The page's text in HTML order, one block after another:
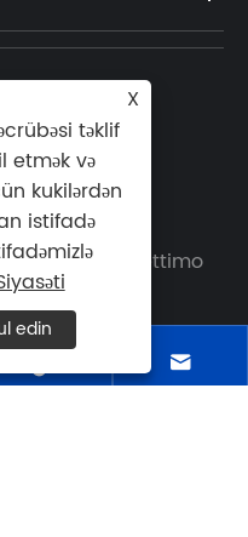
21/C 20019 Settimo

X
təklif
etmək və
kukilərdən
istifadə
edin